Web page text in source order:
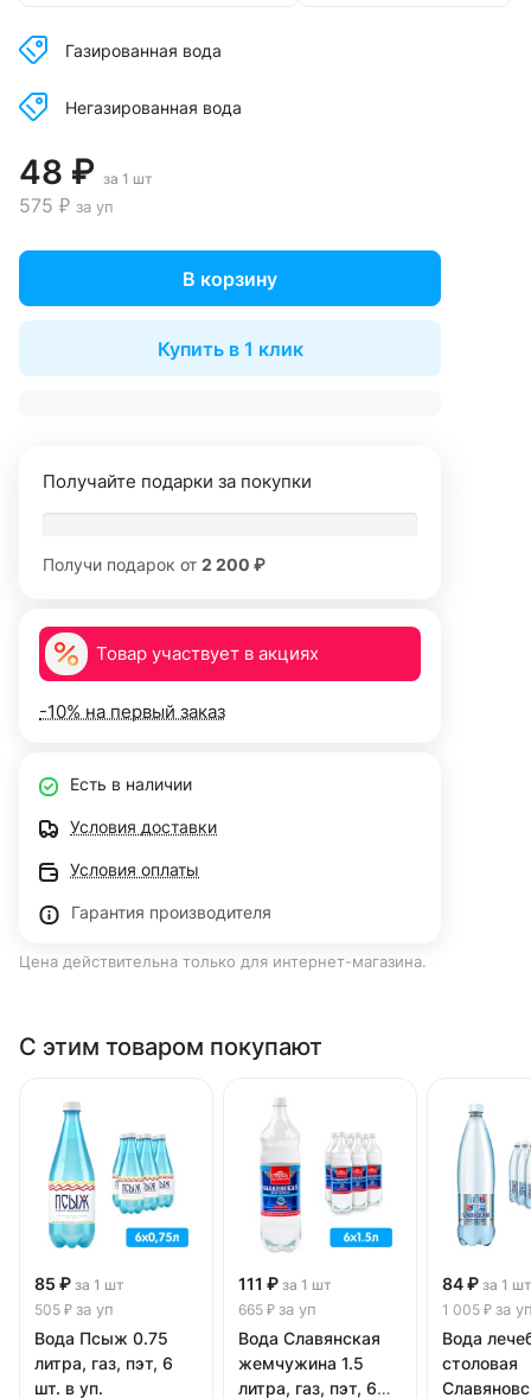
Газированная вода
Негазированная вода
48 ₽ за 1 шт
575 ₽ за уп
В корзину
Купить в 1 клик
Получайте подарки за покупки
Получи подарок от 2 200 ₽
Товар участвует в акциях
-10% на первый заказ
Есть в наличии
Условия доставки
Условия оплаты
Гарантия производителя
Цена действительна только для интернет-магазина.
С этим товаром покупают
85 ₽ за 1 шт
505 ₽ за уп
Вода Псыж 0.75
литра, газ, пэт, 6
шт. в уп.
111 ₽ за 1 шт
665 ₽ за уп
Вода Славянская
жемчужина 1.5
литра, газ, пэт, 6
84 ₽ за 1 шт
1 005 ₽ за
Вода
столовая